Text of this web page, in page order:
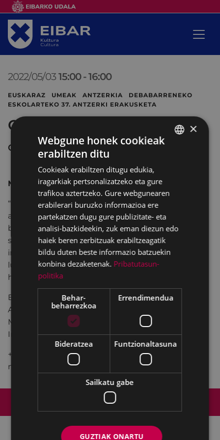
2022/05/03 15:00 -16:00
EUSKARAZ UMEAK ANTZERKIA DEBABARRENEKO
ESKOLARTEKO 37. ANTZERKI ERAKUSKETA
Ganbara
COLISEO ANTZOKIA
Markeliñe
“Ganbara” antzezlanak, gure aurrekoa den eta
amaitzen ari den mundu baten oroitzapenak
berreskuratu nahi ditu. Ahazteko beldur garen
sustraiak eta gorde gura dugun ondarea
irudikatzen ditu. Iragan horren hausnarketa, modu
ludiko eta hunkigarrian, izan garenera eta garen
horretara hurbilketa emozionala.
Egilea: Markeline.
Antzezlea: Itziar Fragua.
Musikaria: Roberto Castro.
Iraupena: 50 minutu.
+ 6 urte (6 - 7 urte) Lehen hezkuntzako 1. eta 2.
mailakoentzat.
Irisgarritasuna
×
Webgune honek cookieak
erabiltzen ditu
Cookieak erabiltzen ditugu edukia,
iragarkiak pertsonalizatzeko eta gure
trafikoa aztertzeko. Gure webgunearen
erabilerari buruzko informazioa ere
partekatzen dugu gure publizitate- eta
analisi-bazkideekin, zuk eman diezun edo
haiek beren zerbitzuak erabiltzeagatik
bildu duten beste informazio batzuekin
konbina dezaketenak. Pribatutasun-
politika
Behar-
beharrezkoa
Errendimendua
Bideratzea Funtzionaltasuna
Sailkatu gabe
GUZTIAK ONARTU